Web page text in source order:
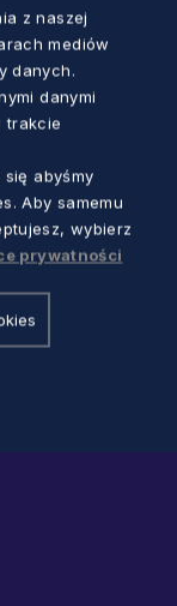
3 lata temu
z naszej
mediów
danych.
danymi
trakcie
się abyśmy
Aby samemu
wybierz
prywatności